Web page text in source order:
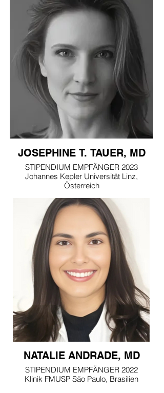
JOSEPHINE T. TAUER, MD
STIPENDIUM EMPFÄNGER 2023
Johannes Kepler Universität Linz,
Österreich
NATALIE ANDRADE, MD
STIPENDIUM EMPFÄNGER 2022
Klinik FMUSP São Paulo, Brasilien